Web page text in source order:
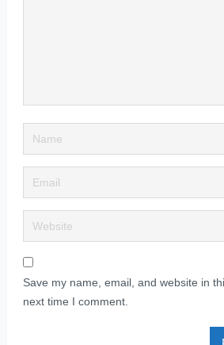
Save my name, email, and website in
next time I comment.